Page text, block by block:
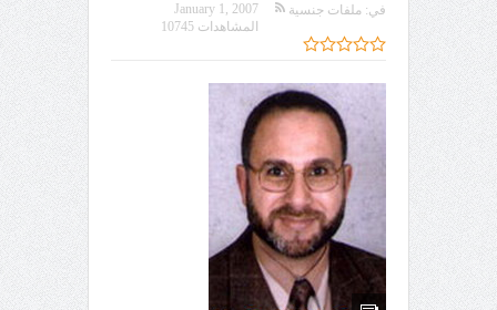
January 1, 2007
في: ملفات جنسية
المشاهدات 10745